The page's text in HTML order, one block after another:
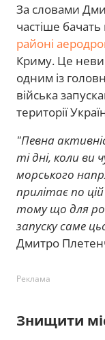
За словами
частіше
районі
Криму. Це
одним із
війська
території
"Певна
ті дні, коли ви
морського
прилітає по
тому що для
запуску саме
Дмитро
Реклама
Знищити